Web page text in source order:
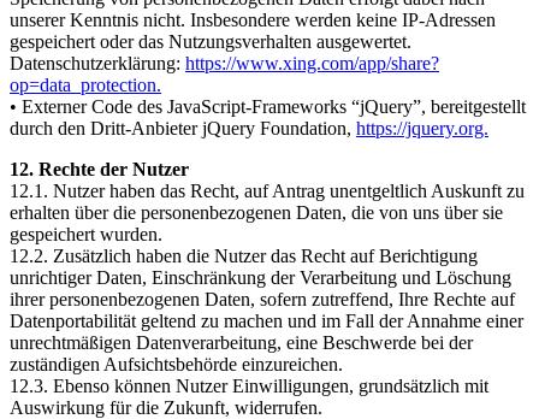
unserer Kenntnis nicht. Insbesondere werden keine IP-Adressen
gespeichert oder das Nutzungsverhalten ausgewertet.
Datenschutzerklärung: https://www.xing.com/app/share?
op=data_protection.
• Externer Code des JavaScript-Frameworks “jQuery”, bereitgestellt
durch den Dritt-Anbieter jQuery Foundation, https://jquery.org.
12. Rechte der Nutzer
12.1. Nutzer haben das Recht, auf Antrag unentgeltlich Auskunft zu
erhalten über die personenbezogenen Daten, die von uns über sie
gespeichert wurden.
12.2. Zusätzlich haben die Nutzer das Recht auf Berichtigung
unrichtiger Daten, Einschränkung der Verarbeitung und Löschung
ihrer personenbezogenen Daten, sofern zutreffend, Ihre Rechte auf
Datenportabilität geltend zu machen und im Fall der Annahme einer
unrechtmäßigen Datenverarbeitung, eine Beschwerde bei der
zuständigen Aufsichtsbehörde einzureichen.
12.3. Ebenso können Nutzer Einwilligungen, grundsätzlich mit
Auswirkung für die Zukunft, widerrufen.